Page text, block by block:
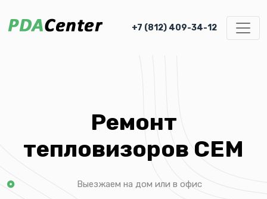
+7 (812) 409-34-12
Ремонт
тепловизоров CEM
Выезжаем на дом или в офис